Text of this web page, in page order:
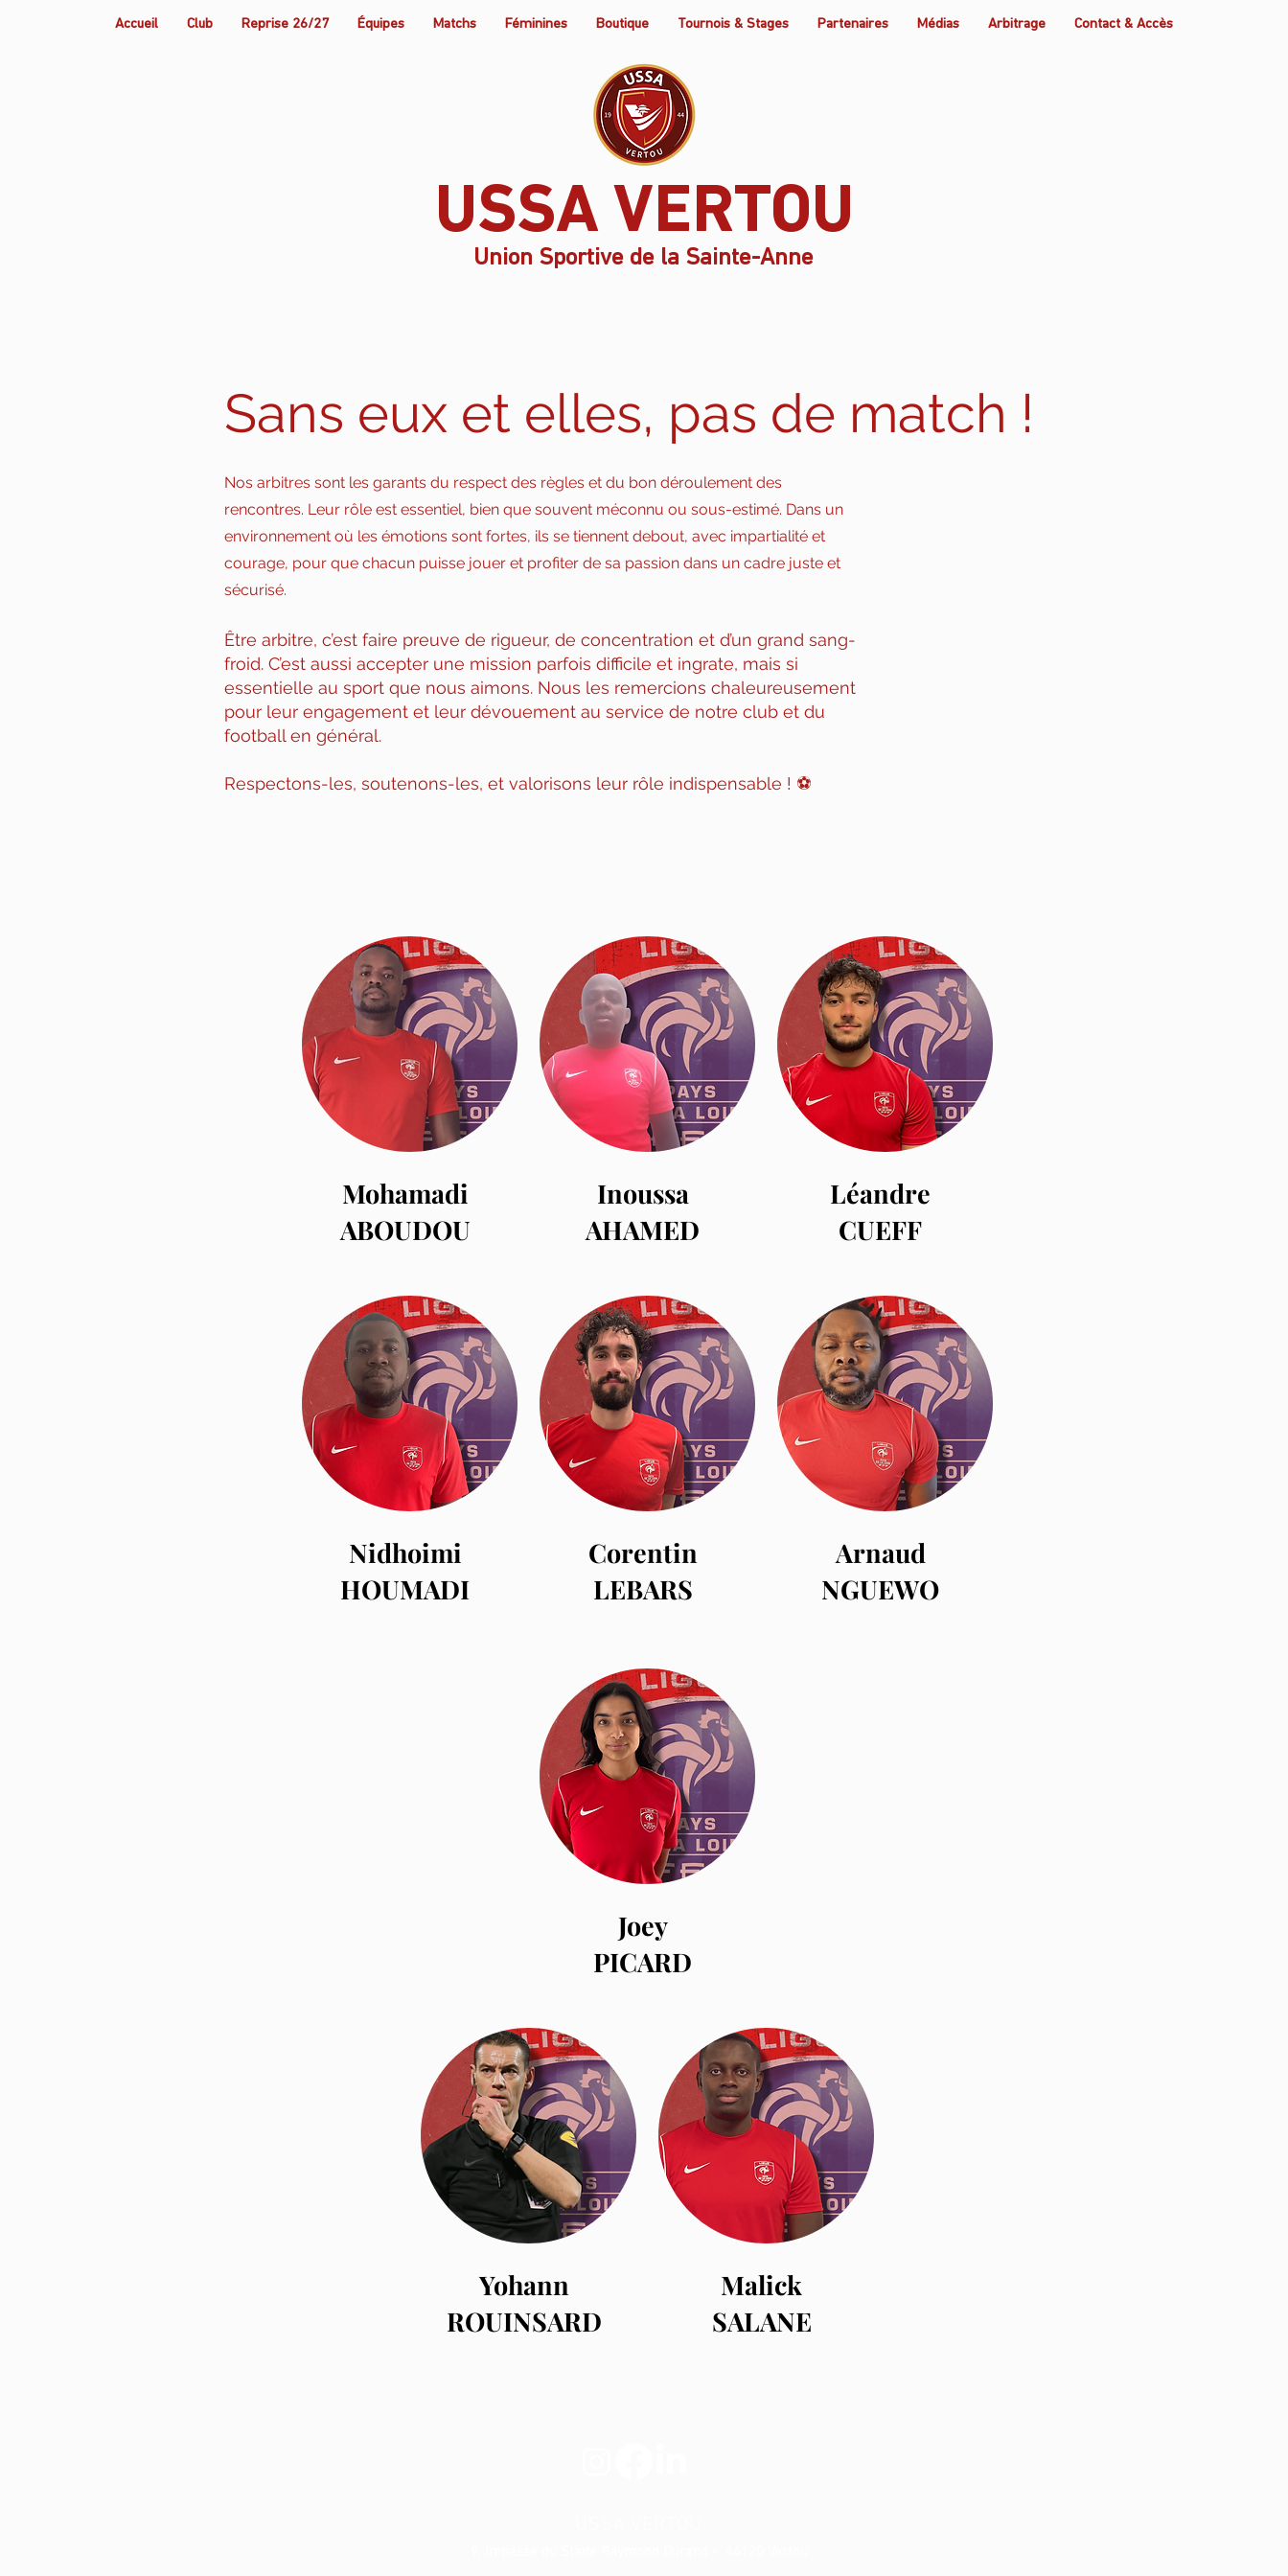
Accueil Club Reprise 26/27 Équipes Matchs Féminines Boutique Tournois & Stages Partenaires Médias Arbitrage Contact & Accès
Union Sportive de la Sainte-Anne
USSA VERTOU
Sans eux et elles, pas de match !
Nos arbitres sont les garants du respect des règles et du bon déroulement des
rencontres. Leur rôle est essentiel, bien que souvent méconnu ou sous-estimé. Dans un
environnement où les émotions sont fortes, ils se tiennent debout, avec impartialité et
courage, pour que chacun puisse jouer et profiter de sa passion dans un cadre juste et
sécurisé.
Être arbitre, c’est faire preuve de rigueur, de concentration et d’un grand sang-
froid. C’est aussi accepter une mission parfois difficile et ingrate, mais si
essentielle au sport que nous aimons. Nous les remercions chaleureusement
pour leur engagement et leur dévouement au service de notre club et du
football en général.
Respectons-les, soutenons-les, et valorisons leur rôle indispensable ! ⚽
Mohamadi
ABOUDOU
Inoussa
AHAMED
Léandre
CUEFF
Nidhoimi
HOUMADI
Corentin
LEBARS
Arnaud
NGUEWO
Joey
PICARD
Yohann
ROUINSARD
Malick
SALANE